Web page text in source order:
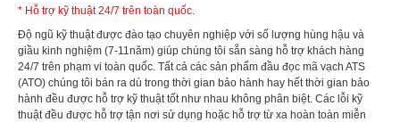
* Hỗ trợ kỹ thuật 24/7 trên toàn quốc.
Độ ngũ kỹ thuật được đào tạo chuyên nghiệp với số lượng hùng hậu và
giầu kinh nghiệm (7-11năm) giúp chúng tôi sẵn sàng hỗ trợ khách hàng
24/7 trên phạm vi toàn quốc. Tất cả các sản phẩm đầu đọc mã vạch ATS
(ATO) chúng tôi bán ra dù trong thời gian bảo hành hay hết thời gian bảo
hành đều được hỗ trợ kỹ thuật tốt như nhau không phân biệt. Các lỗi kỹ
thuật đều được hỗ trợ tận nơi sử dụng hoặc hỗ trợ từ xa hoàn toàn miễn